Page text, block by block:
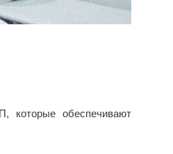
которые обеспечивают